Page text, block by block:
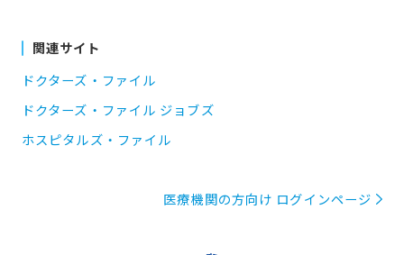
関連サイト
ドクターズ・ファイル
ドクターズ・ファイル ジョブズ
ホスピタルズ・ファイル
医療機関の方向け ログインページ